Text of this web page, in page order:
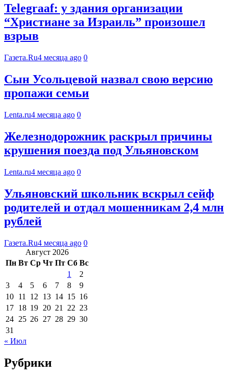
Telegraaf: у здания организации
“Христиане за Израиль” произошел
взрыв
Газета.Ru4 месяца ago 0
Сын Усольцевой назвал свою версию
пропажи семьи
Lenta.ru4 месяца ago 0
Железнодорожник раскрыл причины
крушения поезда под Ульяновском
Lenta.ru4 месяца ago 0
Ульяновский школьник вскрыл сейф
родителей и отдал мошенникам 2,4 млн
рублей
Газета.Ru4 месяца ago 0
Август 2026
Пн Вт Ср Чт Пт Сб Вс
1
2
3
4 5 6 7 8
9
10 11 12 13 14 15 16
17 18 19 20 21 22 23
24 25 26 27 28 29 30
31
« Июл
Рубрики